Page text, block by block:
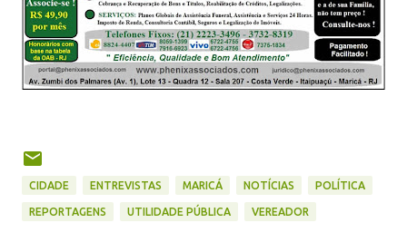
CIDADE ENTREVISTAS MARICÁ NOTÍCIAS POLÍTICA
REPORTAGENS UTILIDADE PÚBLICA VEREADOR